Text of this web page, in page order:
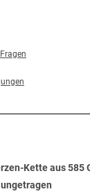
Kette aus 585